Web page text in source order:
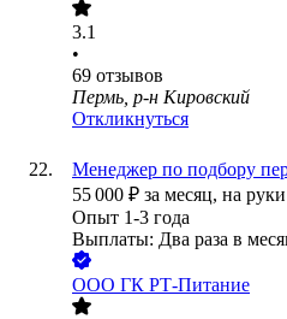
3.1
•
69 отзывов
Пермь, р-н Кировский
Откликнуться
Менеджер по подбору
55 000 ₽ за месяц, на руки
Опыт 1-3 года
Выплаты: Два раза в
ООО ГК РТ-Питание